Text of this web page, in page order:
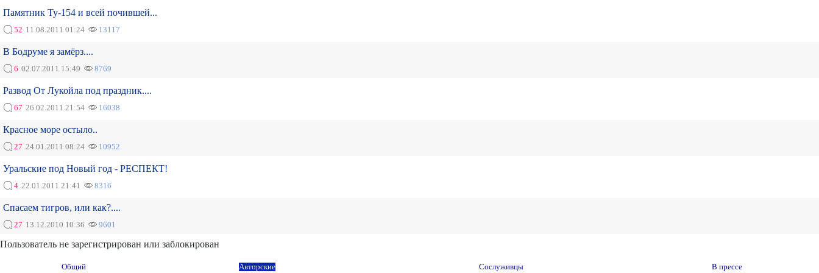
Памятник Ту-154 и всей почившей...
52 11.08.2011 01:24 13117
В Бодруме я замёрз....
6 02.07.2011 15:49 8769
Развод От Лукойла под праздник....
67 26.02.2011 21:54 16038
Красное море остыло..
27 24.01.2011 08:24 10952
Уральские под Новый год - РЕСПЕКТ!
4 22.01.2011 21:41 8316
Спасаем тигров, или как?....
27 13.12.2010 10:36 9601
Пользователь не зарегистрирован или заблокирован
Общий Авторские Сослуживцы В прессе